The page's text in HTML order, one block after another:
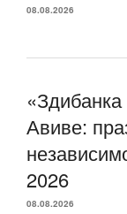
08.08.2026
Авиве:
2026
08.08.2026